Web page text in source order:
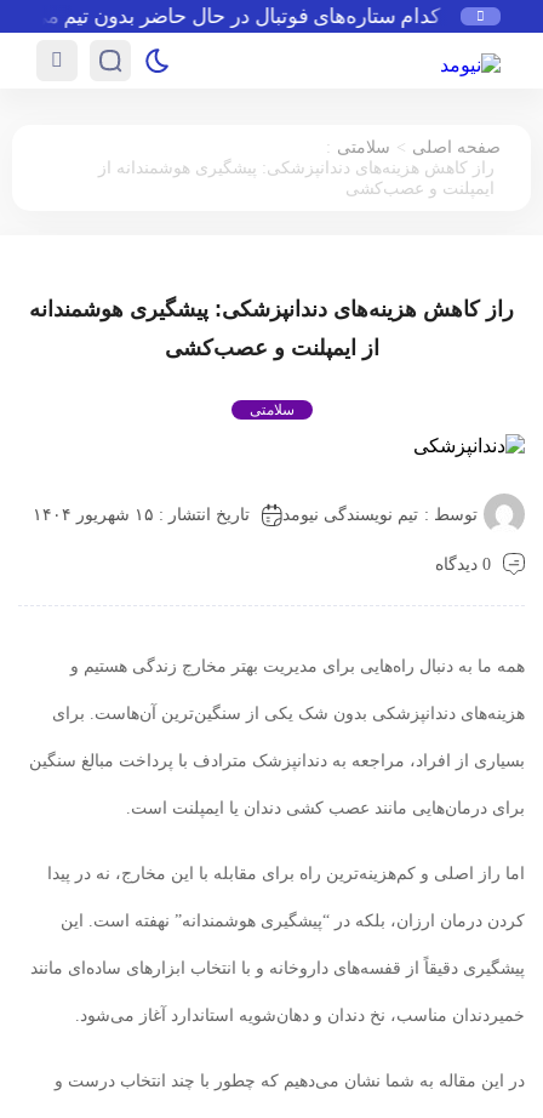
کدام ستاره‌های فوتبال در حال حاضر بدون تیم می‌باشند
صفحه اصلی > سلامتی :
راز کاهش هزینه‌های دندانپزشکی: پیشگیری هوشمندانه از
ایمپلنت و عصب‌کشی
راز کاهش هزینه‌های دندانپزشکی: پیشگیری هوشمندانه
از ایمپلنت و عصب‌کشی
سلامتی
توسط : تیم نویسندگی نیومد تاریخ انتشار : ۱۵ شهریور ۱۴۰۴
0 دیدگاه
همه ما به دنبال راه‌هایی برای مدیریت بهتر مخارج زندگی هستیم و
هزینه‌های دندانپزشکی بدون شک یکی از سنگین‌ترین آن‌هاست. برای
بسیاری از افراد، مراجعه به دندانپزشک مترادف با پرداخت مبالغ سنگین
برای درمان‌هایی مانند عصب کشی دندان یا ایمپلنت است.
اما راز اصلی و کم‌هزینه‌ترین راه برای مقابله با این مخارج، نه در پیدا
کردن درمان ارزان، بلکه در “پیشگیری هوشمندانه” نهفته است. این
پیشگیری دقیقاً از قفسه‌های داروخانه و با انتخاب ابزارهای ساده‌ای مانند
خمیردندان مناسب، نخ دندان و دهان‌شویه استاندارد آغاز می‌شود.
در این مقاله به شما نشان می‌دهیم که چطور با چند انتخاب درست و